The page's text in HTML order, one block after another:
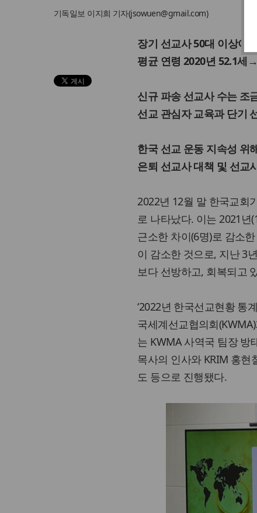
기독일보 이지희 기자(jsowuen@gmail.com)
장기 선교사 50대 이상이
평균 연령 2020년 52.1세
신규 파송 선교사 수는 조
선교 관심자 교육과 단기
한국 선교 운동 지속성 위
은퇴 선교사 대책 및 선교
2022년 12월 말 한국교회
로 나타났다. 이는 2021년
근소한 차이(6명)로 감소
이 감소한 것으로, 지난 3
보다 선방하고, 회복되고
‘2022년 한국선교현황 통
국세계선교협의회
는 KWMA 사역국 팀장 방
목사의 인사와 KRIM 홍현
도 등으로 진행됐다.